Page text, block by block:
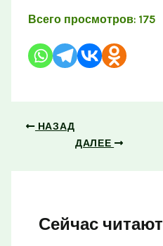
Всего просмотров: 175
НАЗАД
ДАЛЕЕ
Сейчас читают